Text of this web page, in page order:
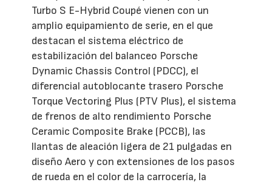
Turbo S E-Hybrid Coupé vienen con un
amplio equipamiento de serie, en el que
destacan el sistema eléctrico de
estabilización del balanceo Porsche
Dynamic Chassis Control (PDCC), el
diferencial autoblocante trasero Porsche
Torque Vectoring Plus (PTV Plus), el sistema
de frenos de alto rendimiento Porsche
Ceramic Composite Brake (PCCB), las
llantas de aleación ligera de 21 pulgadas en
diseño Aero y con extensiones de los pasos
de rueda en el color de la carrocería, la